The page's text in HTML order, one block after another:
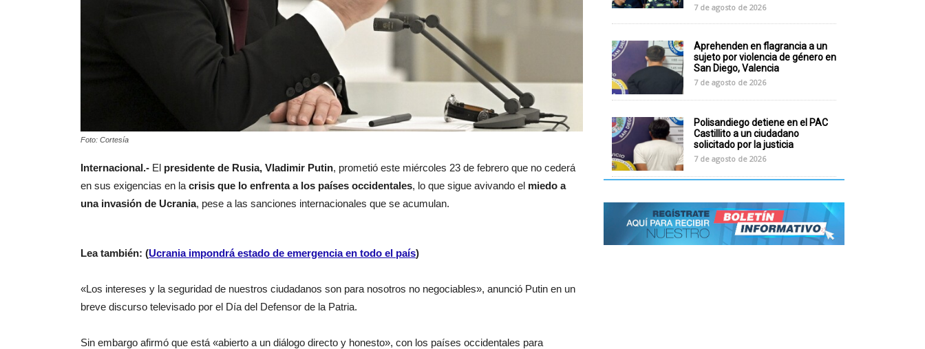
Foto: Cortesía
Internacional.- El presidente de Rusia, Vladimir Putin, prometió este miércoles 23 de febrero que no cederá
en sus exigencias en la crisis que lo enfrenta a los países occidentales, lo que sigue avivando el miedo a
una invasión de Ucrania, pese a las sanciones internacionales que se acumulan.
Lea también: (Ucrania impondrá estado de emergencia en todo el país)
«Los intereses y la seguridad de nuestros ciudadanos son para nosotros no negociables», anunció Putin en un
breve discurso televisado por el Día del Defensor de la Patria.
Sin embargo afirmó que está «abierto a un diálogo directo y honesto», con los países occidentales para
7 de agosto de 2026
Aprehenden en flagrancia a un
sujeto por violencia de género en
San Diego, Valencia
7 de agosto de 2026
Polisandiego detiene en el PAC
Castillito a un ciudadano
solicitado por la justicia
7 de agosto de 2026